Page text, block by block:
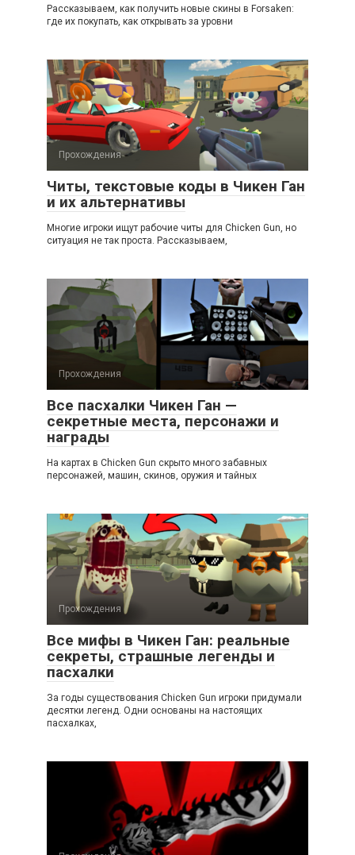
Рассказываем, как получить новые скины в Forsaken:
где их покупать, как открывать за уровни
Прохождения
Читы, текстовые коды в Чикен Ган
и их альтернативы
Многие игроки ищут рабочие читы для Chicken Gun, но
ситуация не так проста. Рассказываем,
Прохождения
Все пасхалки Чикен Ган —
секретные места, персонажи и
награды
На картах в Chicken Gun скрыто много забавных
персонажей, машин, скинов, оружия и тайных
Прохождения
Все мифы в Чикен Ган: реальные
секреты, страшные легенды и
пасхалки
За годы существования Chicken Gun игроки придумали
десятки легенд. Одни основаны на настоящих
пасхалках,